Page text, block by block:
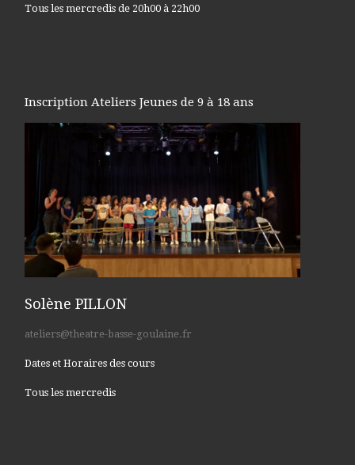
Tous les mercredis de 20h00 à 22h00
Inscription Ateliers Jeunes de 9 à 18 ans
Solène PILLON
ateliers@theatre-basse-goulaine.fr
Dates et Horaires des cours
Tous les mercredis